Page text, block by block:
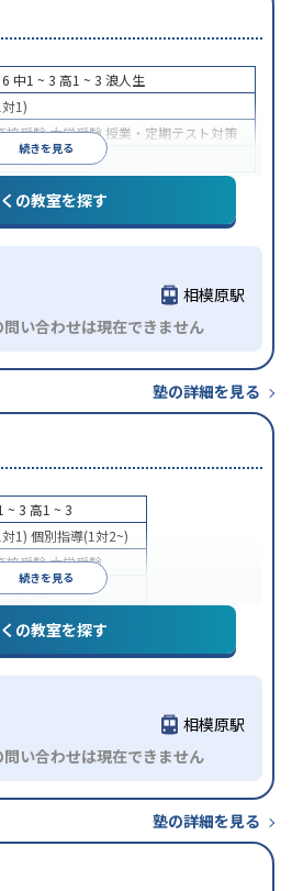
続きを見る
中1 ~ 3 高1 ~ 3 浪人生
1)
校受験大学受験 授業・定期テスト対策
講可能
の教室を探す
相模原駅
い合わせは現在できません
塾の詳細を見る
続きを見る
~ 3 高1 ~ 3
1) 個別指導(1対2~)
校受験大学受験
講可能
の教室を探す
相模原駅
い合わせは現在できません
塾の詳細を見る